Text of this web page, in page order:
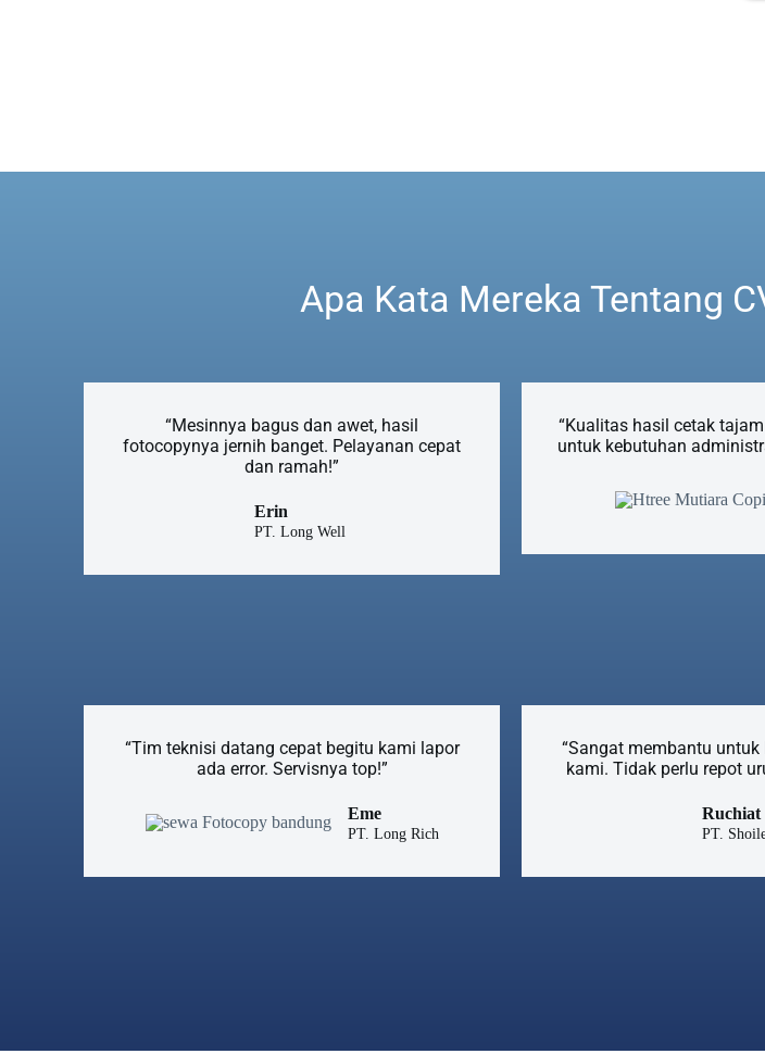
Apa Kata Mereka Tentang
“Mesinnya bagus dan awet, hasil
fotocopynya jernih banget. Pelayanan cepat
dan ramah!”
Erin
PT. Long Well
“Kualitas hasil cetak
untuk kebutuhan
“Tim teknisi datang cepat begitu kami lapor
ada error. Servisnya top!”
Eme
PT. Long Rich
“Sangat membantu
kami. Tidak perlu repot
Ruchiat
PT.